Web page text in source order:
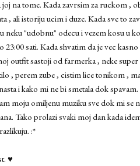
na tome. Kada zavrsim za ruckom ,
, ali istoriju ucim i duze. Kada sve to
"udobnu" odecu i vezem kosu u
23:00 sati. Kada shvatim da je vec
outfit sastoji od farmerka , neke
, perem zube , cistim lice tonikom ,
i kako mi ne bi smetala dok
moju omiljenu muziku sve dok mi
Tako prolazi svaki moj dan kada
:*
♥